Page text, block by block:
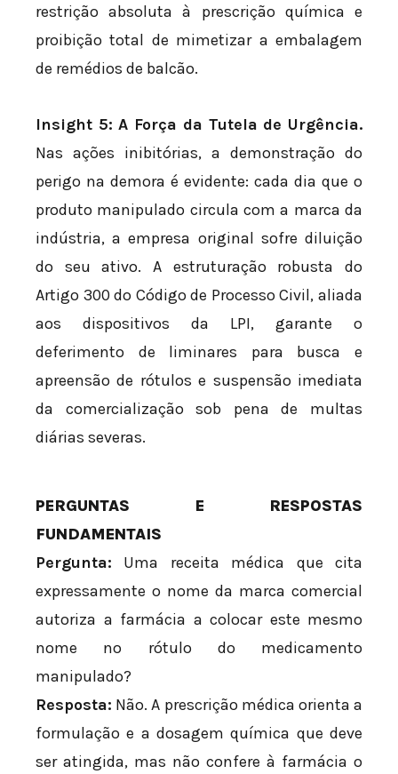
restrição absoluta à prescrição química e
proibição total de mimetizar a embalagem
de remédios de balcão.
Insight 5: A Força da Tutela de Urgência.
Nas ações inibitórias, a demonstração do
perigo na demora é evidente: cada dia que o
produto manipulado circula com a marca da
indústria, a empresa original sofre diluição
do seu ativo. A estruturação robusta do
Artigo 300 do Código de Processo Civil, aliada
aos dispositivos da LPI, garante o
deferimento de liminares para busca e
apreensão de rótulos e suspensão imediata
da comercialização sob pena de multas
diárias severas.
PERGUNTAS E RESPOSTAS
FUNDAMENTAIS
Pergunta: Uma receita médica que cita
expressamente o nome da marca comercial
autoriza a farmácia a colocar este mesmo
nome no rótulo do medicamento
manipulado?
Resposta: Não. A prescrição médica orienta a
formulação e a dosagem química que deve
ser atingida, mas não confere à farmácia o